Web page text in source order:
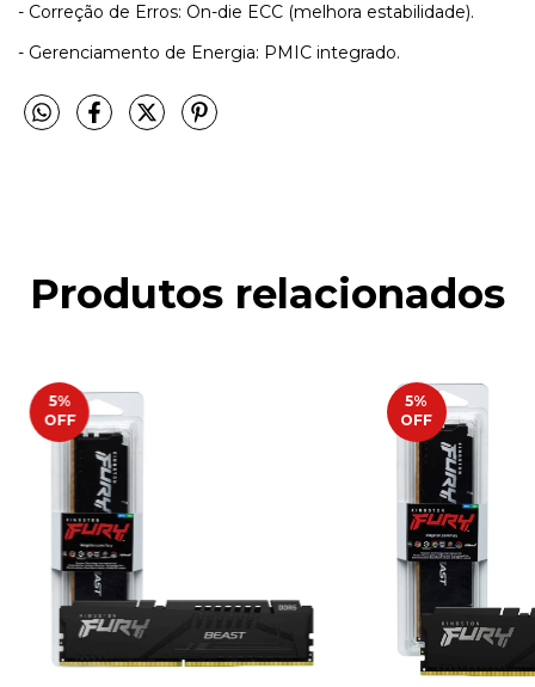
- Correção de Erros: On-die ECC (melhora estabilidade).
- Gerenciamento de Energia: PMIC integrado.
Produtos relacionados
5%
OFF
5%
OFF